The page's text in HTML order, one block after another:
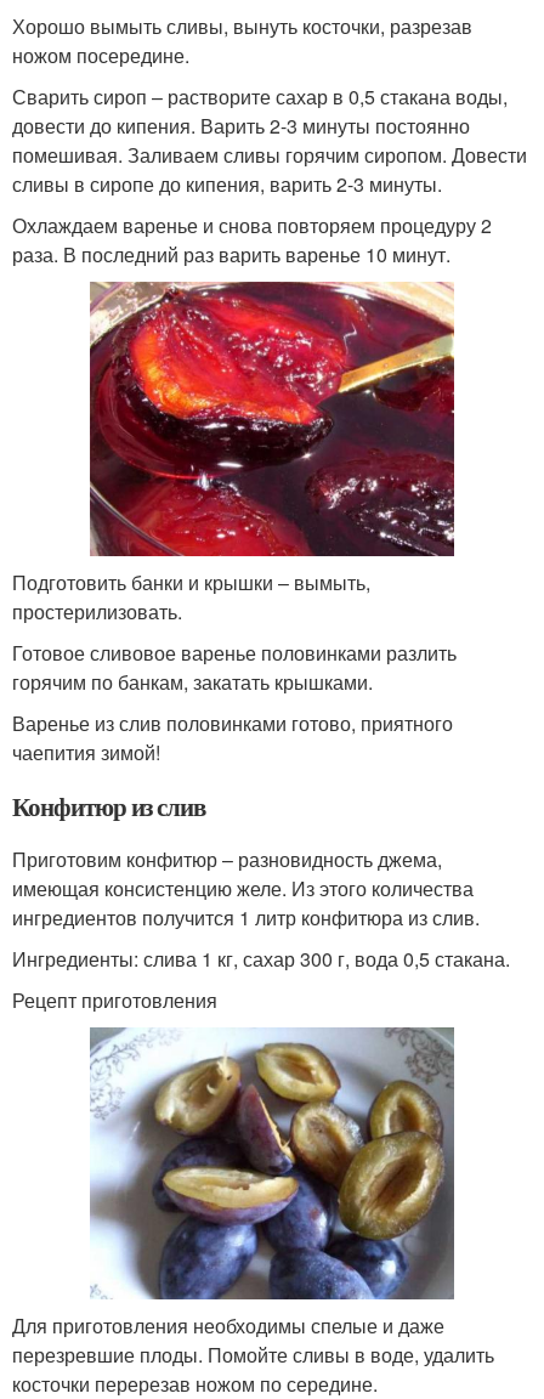
Хорошо вымыть сливы, вынуть косточки, разрезав
ножом посередине.
Сварить сироп – растворите сахар в 0,5 стакана воды,
довести до кипения. Варить 2-3 минуты постоянно
помешивая. Заливаем сливы горячим сиропом. Довести
сливы в сиропе до кипения, варить 2-3 минуты.
Охлаждаем варенье и снова повторяем процедуру 2
раза. В последний раз варить варенье 10 минут.
Подготовить банки и крышки – вымыть,
простерилизовать.
Готовое сливовое варенье половинками разлить
горячим по банкам, закатать крышками.
Варенье из слив половинками готово, приятного
чаепития зимой!
Конфитюр из слив
Приготовим конфитюр – разновидность джема,
имеющая консистенцию желе. Из этого количества
ингредиентов получится 1 литр конфитюра из слив.
Ингредиенты: слива 1 кг, сахар 300 г, вода 0,5 стакана.
Рецепт приготовления
Для приготовления необходимы спелые и даже
перезревшие плоды. Помойте сливы в воде, удалить
косточки перерезав ножом по середине.